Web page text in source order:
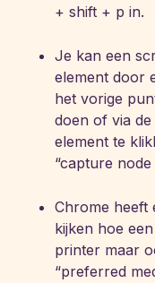
+ shift + p in.
Je kan een
element door
het vorige
doen of via
element te
“capture
Chrome heeft
kijken hoe
printer maar
“preferred